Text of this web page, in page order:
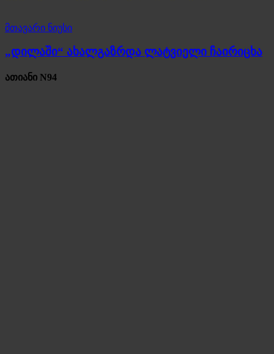
მთავარი ნიუსი
„დილაში“ ახალგაზრდა ლატვიელი ჩაირიცხა
ათიანი N94